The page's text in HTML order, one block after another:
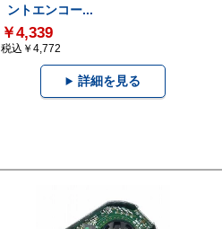
ントエンコー...
￥4,339
税込￥4,772
詳細を見る